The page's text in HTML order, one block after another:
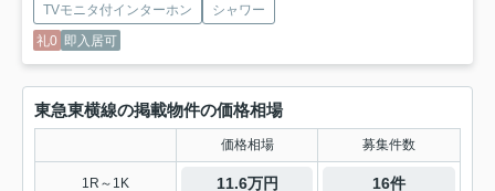
TVモニタ付インターホン
シャワー
礼0 即入居可
東急東横線の掲載物件の価格相場
価格相場 募集件数
1R～1K 11.6万円 16件